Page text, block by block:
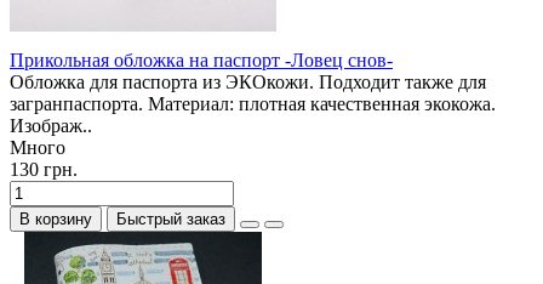
Прикольная обложка на паспорт -Ловец снов-
Обложка для паспорта из ЭКОкожи. Подходит также для
загранпаспорта. Материал: плотная качественная экокожа.
Изображ..
Много
130 грн.
В корзину Быстрый заказ